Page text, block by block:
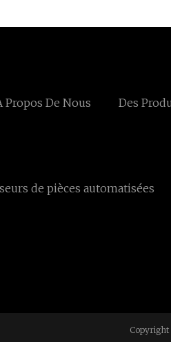
Propos De Nous Des
de pièces automatisées